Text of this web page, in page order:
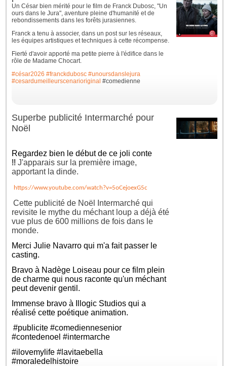
Un César bien mérité pour le film de Franck Dubosc, "Un
ours dans le Jura", aventure pleine d'humanité et de
rebondissements dans les forêts jurasiennes.
Franck a tenu à associer, dans un post sur les réseaux,
les équipes artistiques et techniques à cette récompense.
Fierté d'avoir apporté ma petite pierre à l'édifice dans le
rôle de Madame Chocart.
#césar2026 #franckdubosc #unoursdanslejura
#cesardumeilleurscenarioriginal #comedienne
Superbe publicité Intermarché pour
Noël
Regardez bien le début de ce joli conte
!!J'apparais sur la première image,
apportant la dinde.
https://www.youtube.com/watch?v=5oCejoexG5c
Cette publicité de Noël Intermarché qui
revisite le mythe du méchant loup a déjà été
vue plus de 600 millions de fois dans le
monde.
MerciJulie Navarro qui m'a fait passer le
casting.
Bravo à Nadège Loiseau pour ce film plein
de charme qui nous raconte qu'un méchant
peut devenir gentil.
Immense bravo à Illogic Studios qui a
réalisé cette poétique animation.
#publicite #comediennesenior
#contedenoel #intermarche
#ilovemylife #lavitaebella
#moraledelhistoire